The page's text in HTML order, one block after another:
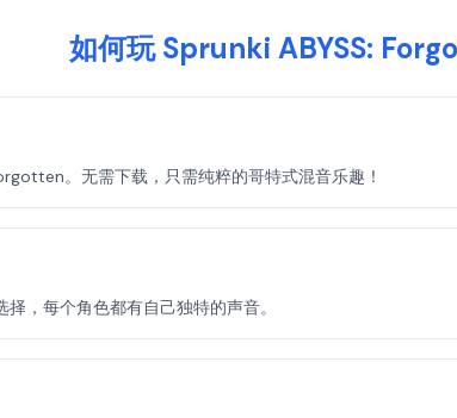
如何玩 Sprunki ABYSS:
。无需下载，只需纯粹的哥特式混音乐趣！
，每个角色都有自己独特的声音。